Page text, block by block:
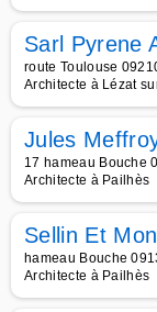
Sarl Pyrene
route Toulouse
Architecte à Lézat
Jules
17 hameau Bouche
Architecte à Pailhès
Sellin Et
hameau Bouche
Architecte à Pailhès